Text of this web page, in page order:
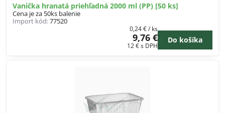
Vanička hranatá priehľadná 2000 ml (PP) [50 ks]
Cena je za 50ks balenie
Import kód:77520
9,76 €
12 €s DPH
0,24 €/ ks
Do košíka